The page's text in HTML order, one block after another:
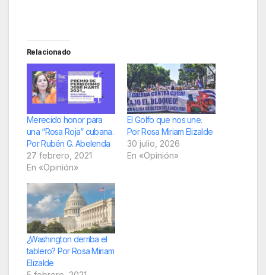
Relacionado
Merecido honor para
una “Rosa Roja” cubana.
Por Rubén G. Abelenda
27 febrero, 2021
En «Opinión»
El Golfo que nos une.
Por Rosa Miriam Elizalde
30 julio, 2026
En «Opinión»
¿Washington derriba el
tablero? Por Rosa Miriam
Elizalde